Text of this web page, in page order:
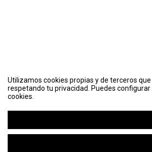
Utilizamos cookies propias y de terceros
respetando tu privacidad. Puedes
cookies.